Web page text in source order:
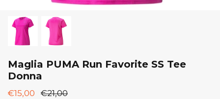
Maglia PUMA Run Favorite SS Tee
Donna
€15,00 €21,00